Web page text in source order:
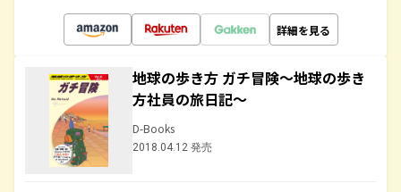
詳細を見る
地球の歩き方 ガチ冒険～地球の歩き
方社員の旅日記～
D-Books
2018.04.12 発売